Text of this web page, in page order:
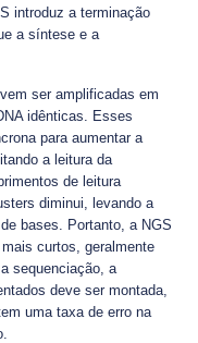
introduz a terminação
a síntese e a
ser amplificadas em
idênticas. Esses
para aumentar a
a leitura da
de leitura
diminui, levando a
bases. Portanto, a NGS
curtos, geralmente
sequenciação, a
deve ser montada,
uma taxa de erro na